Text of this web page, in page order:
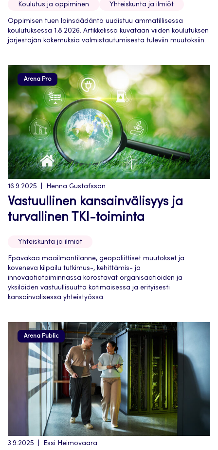
Koulutus ja oppiminen Yhteiskunta ja ilmiöt
Oppimisen tuen lainsäädäntö uudistuu ammatillisessa
koulutuksessa 1.8.2026. Artikkelissa kuvataan viiden koulutuksen
järjestäjän kokemuksia valmistautumisesta tuleviin muutoksiin.
Arena Pro
16.9.2025 Henna Gustafsson
Vastuullinen kansainvälisyys ja
turvallinen TKI-toiminta
Yhteiskunta ja ilmiöt
Epävakaa maailmantilanne, geopoliittiset muutokset ja
koveneva kilpailu tutkimus-, kehittämis- ja
innovaatiotoiminnassa korostavat organisaatioiden ja
yksilöiden vastuullisuutta kotimaisessa ja erityisesti
kansainvälisessä yhteistyössä.
Arena Public
3.9.2025 Essi Heimovaara